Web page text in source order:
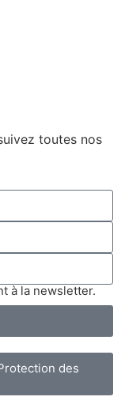
toutes nos
à la newsletter.
des